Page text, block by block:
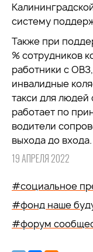
систему
Также при
% сотрудников
работники с
инвалидные
такси для
работает по
водители
выхода до входа.
19 АПРЕЛЯ 2022
#социальное
#фонд наше
#форум